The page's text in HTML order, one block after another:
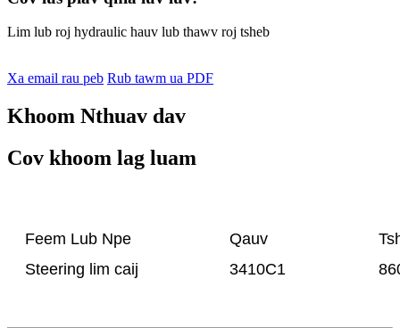
Lim lub roj hydraulic hauv lub thawv roj tsheb
Xa email rau peb Rub tawm ua PDF
Khoom Nthuav dav
Cov khoom lag luam
Feem Lub Npe Qauv
Steering lim caij
3410C1